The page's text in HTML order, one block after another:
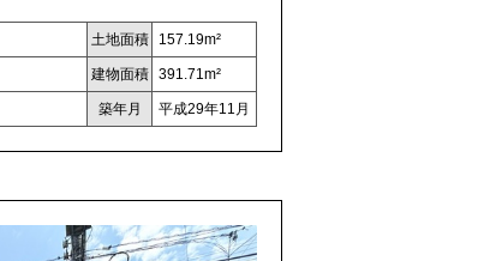
土地面積 157.19m²
建物面積 391.71m²
築年月 平成29年11月